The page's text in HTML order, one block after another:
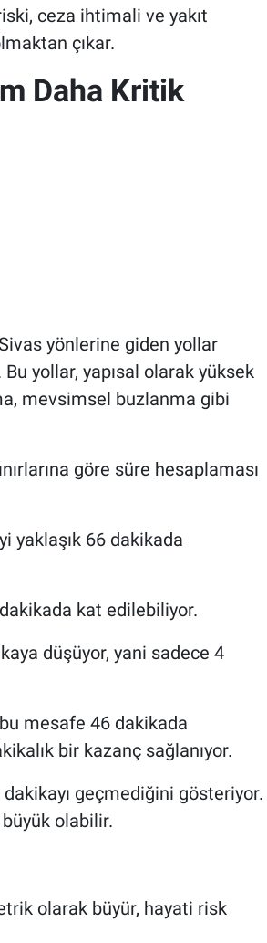
ceza ihtimali ve yakıt
çıkar.
Daha Kritik
yönlerine giden yollar
yollar, yapısal olarak yüksek
mevsimsel buzlanma gibi
göre süre hesaplaması
yaklaşık 66 dakikada
kat edilebiliyor.
düşüyor, yani sadece 4
bu mesafe 46 dakikada
bir kazanç sağlanıyor.
dakikayı geçmediğini gösteriyor.
olabilir.
olarak büyür, hayati risk